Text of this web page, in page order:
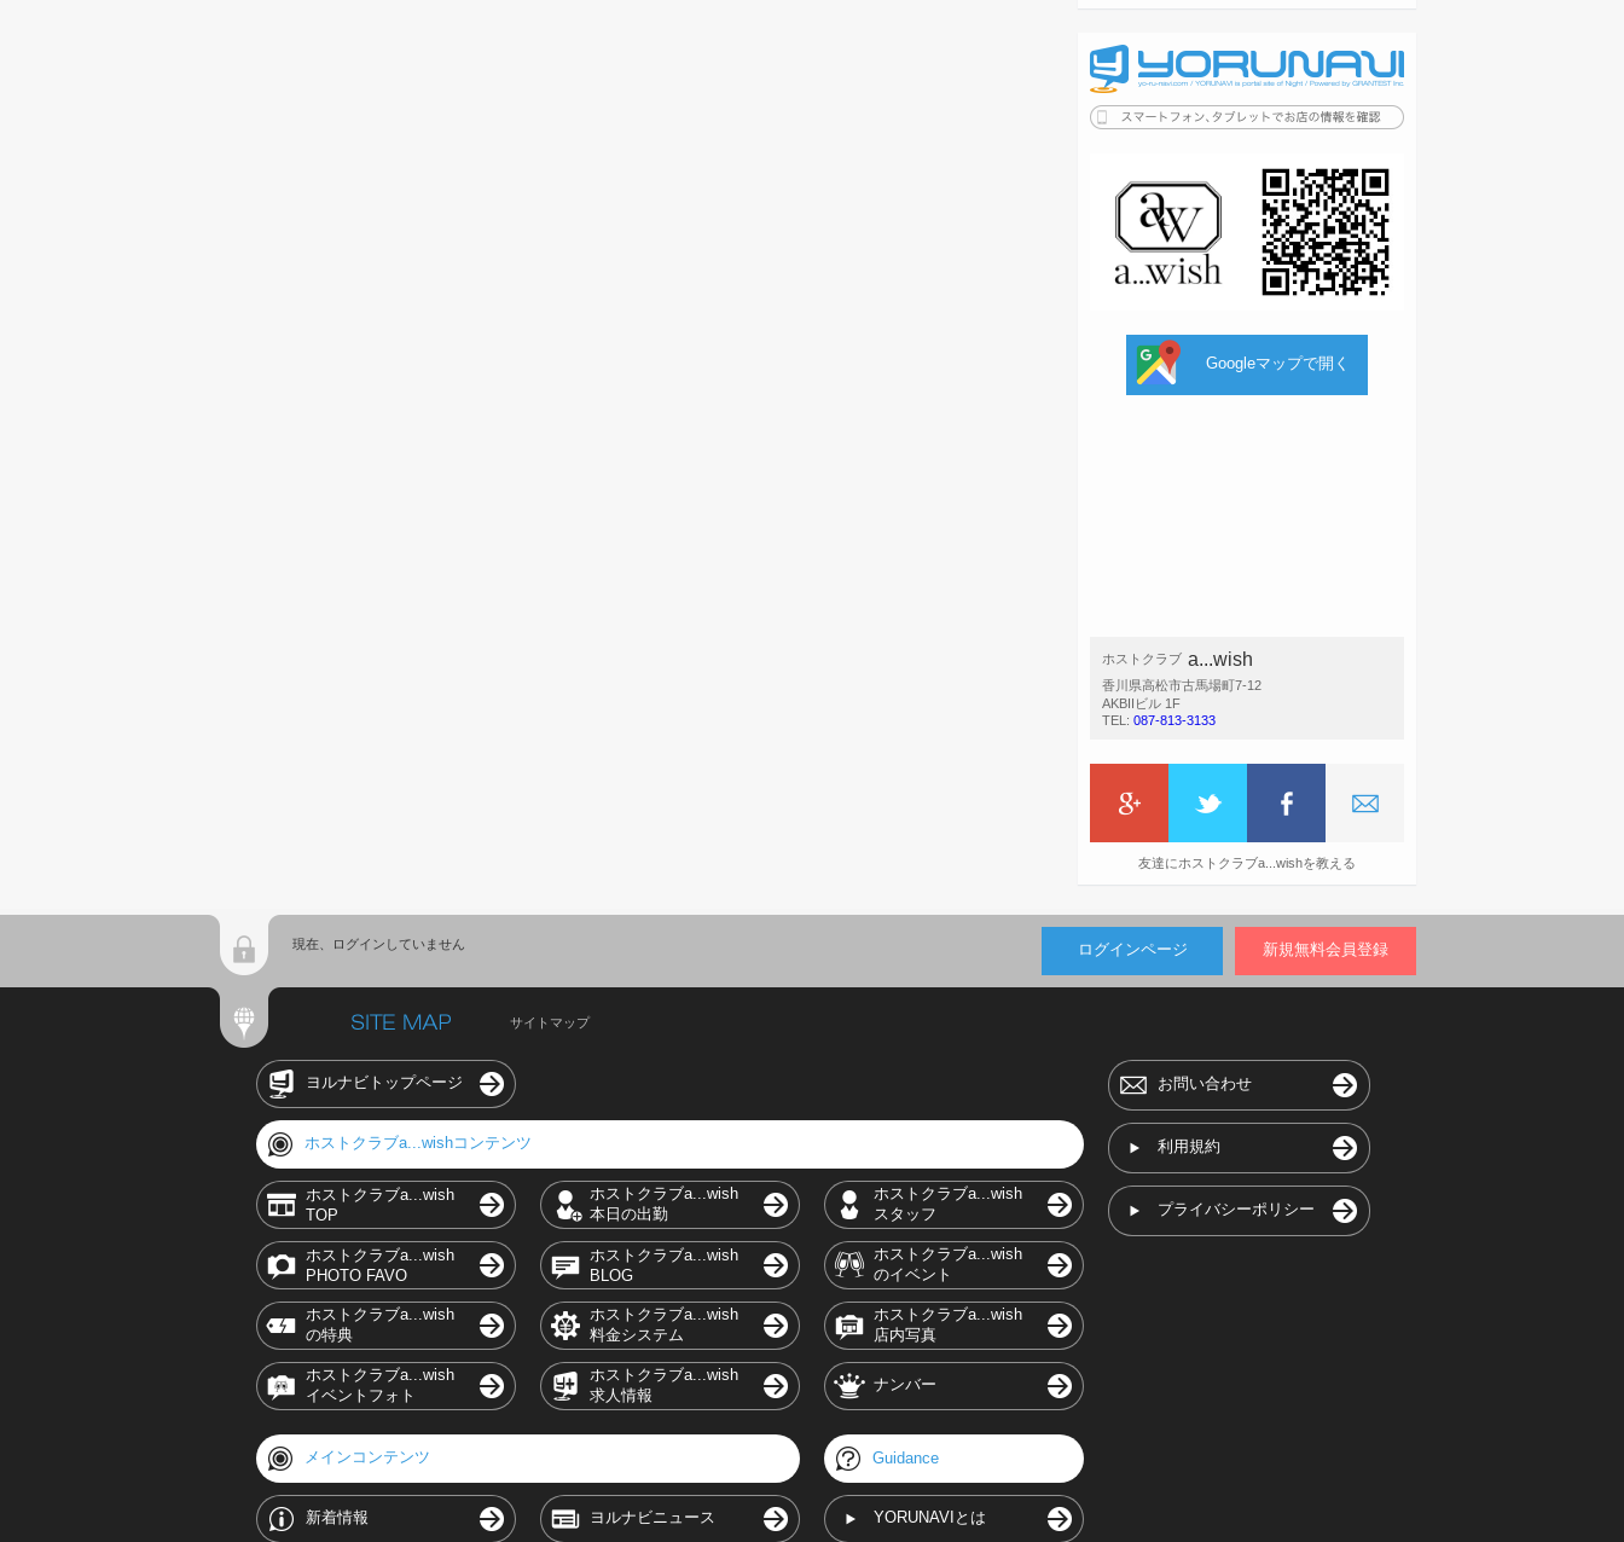
Googleマップで開く
ホストクラブ a...wish
香川県高松市古馬場町7-12
AKBIIビル 1F
TEL: 087-813-3133
友達にホストクラブa...wishを教える
現在、ログインしていません ログインページ 新規無料会員登録
サイトマップ
ヨルナビトップページ
ホストクラブa...wishコンテンツ
ホストクラブa...wish
TOP
ホストクラブa...wish
本日の出勤
ホストクラブa...wish
スタッフ
ホストクラブa...wish
PHOTO FAVO
ホストクラブa...wish
BLOG
ホストクラブa...wish
のイベント
ホストクラブa...wish
の特典
ホストクラブa...wish
料金システム
ホストクラブa...wish
店内写真
ホストクラブa...wish
イベントフォト
ホストクラブa...wish
求人情報
ナンバー
メインコンテンツ
新着情報 ヨルナビニュース
Guidance
YORUNAVIとは
お問い合わせ
利用規約
プライバシーポリシー